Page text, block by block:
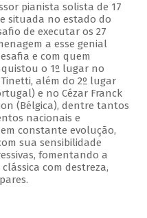
pianista solista de 17
situada no estado do
de executar os 27
a esse genial
e com quem
o 1º lugar no
além do 2º lugar
e no Cézar Franck
(Bélgica), dentre tantos
nacionais e
constante evolução,
sua sensibilidade
fomentando a
com destreza,